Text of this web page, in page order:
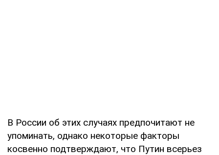
В России об этих случаях предпочитают не
упоминать, однако некоторые факторы
косвенно подтверждают, что Путин всерьез